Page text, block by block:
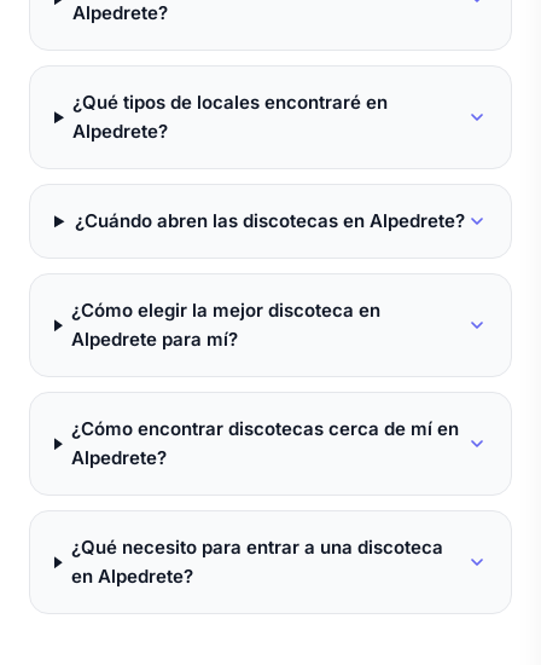
Alpedrete?
¿Qué tipos de locales encontraré en
Alpedrete?
¿Cuándo abren las discotecas en Alpedrete?
¿Cómo elegir la mejor discoteca en
Alpedrete para mí?
¿Cómo encontrar discotecas cerca de mí en
Alpedrete?
¿Qué necesito para entrar a una discoteca
en Alpedrete?